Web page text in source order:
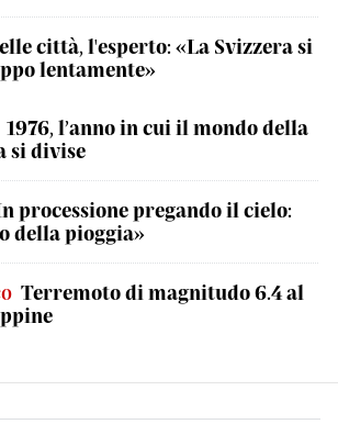
città, l'esperto: «La Svizzera si
lentamente»
1976, l’anno in cui il mondo della
si divise
processione pregando il cielo:
della pioggia»
Terremoto di magnitudo 6.4 al